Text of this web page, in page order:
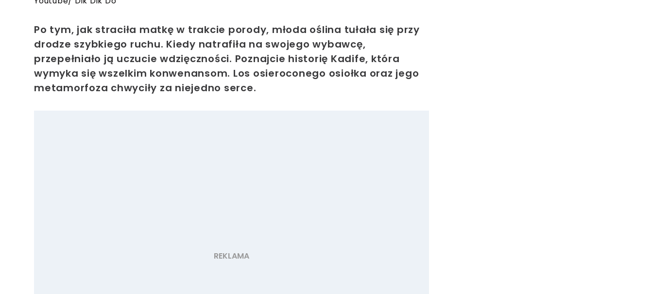
Po tym, jak straciła matkę w trakcie porody, młoda oślina tułała się przy
drodze szybkiego ruchu. Kiedy natrafiła na swojego wybawcę,
przepełniało ją uczucie wdzięczności. Poznajcie historię Kadife, która
wymyka się wszelkim konwenansom. Los osieroconego osiołka oraz jego
metamorfoza chwyciły za niejedno serce.